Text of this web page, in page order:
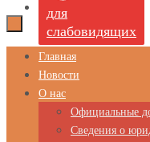
для
слабовидящих
Перейти
содержимому
Главная
Новости
О нас
Официальные
Сведения о